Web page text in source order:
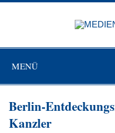
Zum
MENÜ
Berlin-
Kanzler